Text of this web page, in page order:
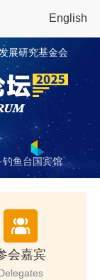
English
展研究基金会
钓鱼台国宾馆
会嘉宾